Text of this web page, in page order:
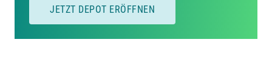
JETZT DEPOT ERÖFFNEN